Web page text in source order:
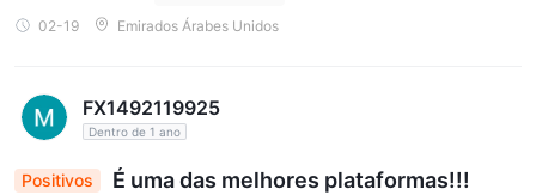
r Chamada deles. Depois de tomar seus fundos, eles desaparec
erão e você não poderá contatar-los por telefone ou qualquer es
com corretoras reguladas pela SCA dos UAE e evite fraudes co
mo Najm Capital.
02-19 Emirados Árabes Unidos
FX1492119925
Dentro de 1 ano
Positivos É uma das melhores plataformas!!!